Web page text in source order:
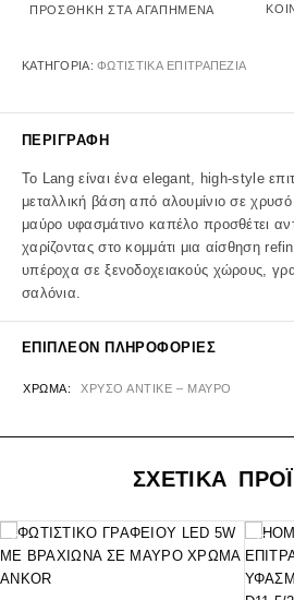
ΠΡΟΣΘΉΚΗ ΣΤΑ ΑΓΑΠΗΜΈΝΑ
ΚΑΤΗΓΟΡΊΑ:ΦΩΤΙΣΤΙΚΑ ΕΠΙΤΡΑΠΕΖΙΑ
ΠΕΡΙΓΡΑΦΉ
Το Lang είναι ένα elegant, high-style
μεταλλική βάση από αλουμίνιο σε χρυσό
μαύρο υφασμάτινο καπέλο προσθέτει
χαρίζοντας στο κομμάτι μια αίσθηση
υπέροχα σε ξενοδοχειακούς χώρους,
σαλόνια.
ΕΠΙΠΛΈΟΝ ΠΛΗΡΟΦΟΡΊΕΣ
ΧΡΏΜΑ ΧΡΥΣΟ ΑΝΤΙΚΕ – ΜΑΥΡΟ
ΣΧΕΤΙΚΑ